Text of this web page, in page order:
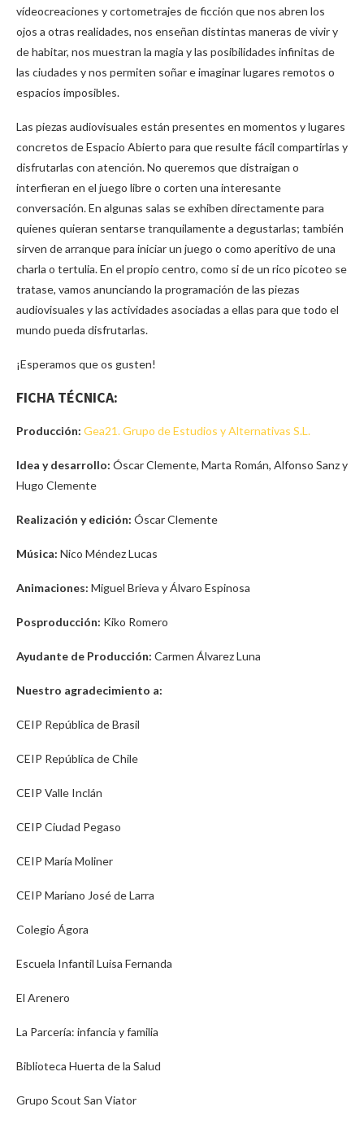
vídeocreaciones y cortometrajes de ficción que nos abren los
ojos a otras realidades, nos enseñan distintas maneras de vivir y
de habitar, nos muestran la magia y las posibilidades infinitas de
las ciudades y nos permiten soñar e imaginar lugares remotos o
espacios imposibles.
Las piezas audiovisuales están presentes en momentos y lugares
concretos de Espacio Abierto para que resulte fácil compartirlas y
disfrutarlas con atención. No queremos que distraigan o
interfieran en el juego libre o corten una interesante
conversación. En algunas salas se exhiben directamente para
quienes quieran sentarse tranquilamente a degustarlas; también
sirven de arranque para iniciar un juego o como aperitivo de una
charla o tertulia. En el propio centro, como si de un rico picoteo se
tratase, vamos anunciando la programación de las piezas
audiovisuales y las actividades asociadas a ellas para que todo el
mundo pueda disfrutarlas.
¡Esperamos que os gusten!
FICHA TÉCNICA:
Producción: Gea21. Grupo de Estudios y Alternativas S.L.
Idea y desarrollo: Óscar Clemente, Marta Román, Alfonso Sanz y
Hugo Clemente
Realización y edición: Óscar Clemente
Música: Nico Méndez Lucas
Animaciones: Miguel Brieva y Álvaro Espinosa
Posproducción: Kiko Romero
Ayudante de Producción: Carmen Álvarez Luna
Nuestro agradecimiento a:
CEIP República de Brasil
CEIP República de Chile
CEIP Valle Inclán
CEIP Ciudad Pegaso
CEIP María Moliner
CEIP Mariano José de Larra
Colegio Ágora
Escuela Infantil Luisa Fernanda
El Arenero
La Parcería: infancia y familia
Biblioteca Huerta de la Salud
Grupo Scout San Viator